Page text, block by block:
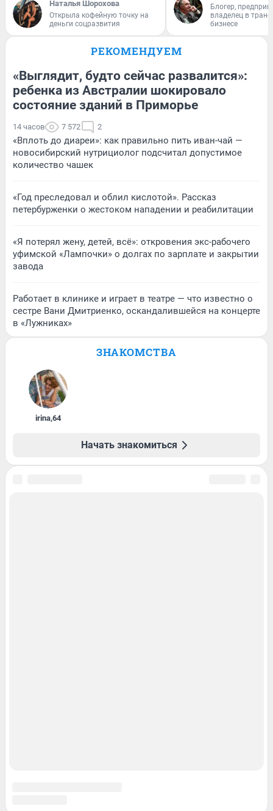
Наталья Шорохова
Открыла кофейную точку на
деньги соцразвития
Блогер,
владелец в
бизнесе
РЕКОМЕНДУЕМ
«Выглядит, будто сейчас развалится»:
ребенка из Австралии шокировало
состояние зданий в Приморье
14 часов 7 572 2
«Вплоть до диареи»: как правильно пить иван-чай —
новосибирский нутрициолог подсчитал допустимое
количество чашек
«Год преследовал и облил кислотой». Рассказ
петербурженки о жестоком нападении и реабилитации
«Я потерял жену, детей, всё»: откровения экс-рабочего
уфимской «Лампочки» о долгах по зарплате и закрытии
завода
Работает в клинике и играет в театре — что известно о
сестре Вани Дмитриенко, оскандалившейся на концерте
в «Лужниках»
ЗНАКОМСТВА
irina,64
Начать знакомиться